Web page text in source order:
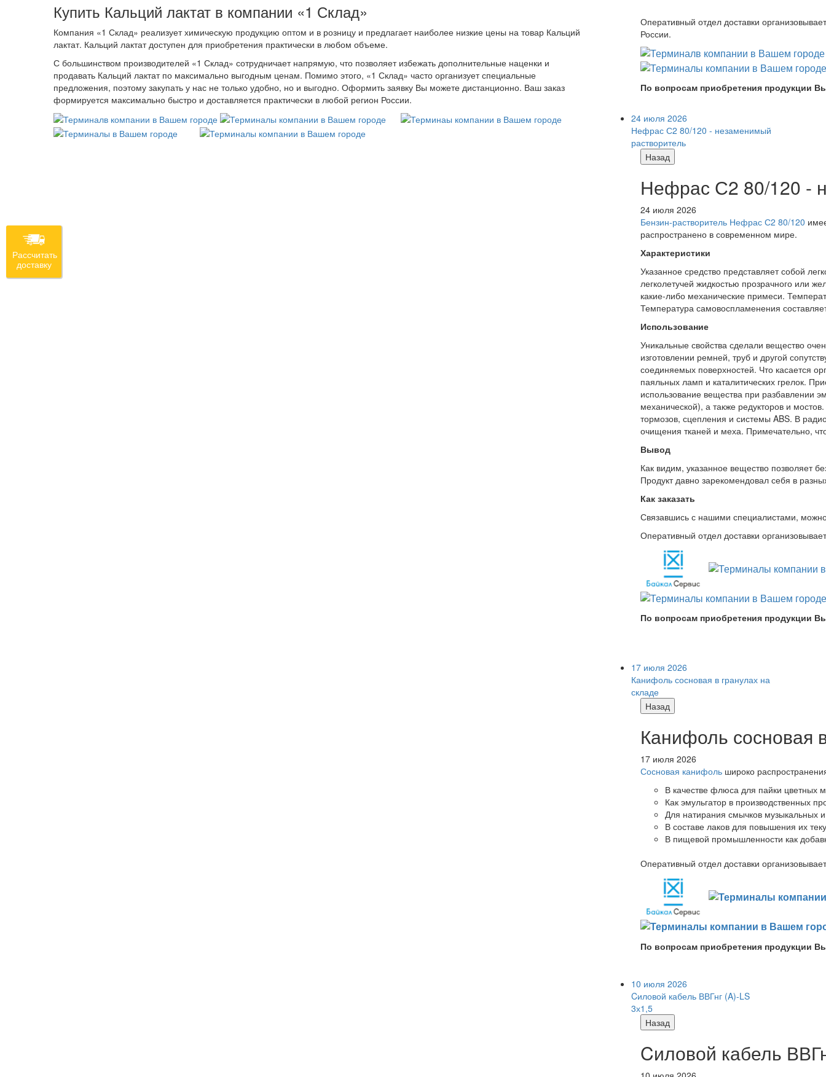
Купить Кальций лактат в компании «1 Склад»
Компания «1 Склад» реализует химическую продукцию оптом и в розницу и предлагает наиболее низкие цены на товар Кальций
лактат. Кальций лактат доступен для приобретения практически в любом объеме.
С большинством производителей «1 Склад» сотрудничает напрямую, что позволяет избежать дополнительные наценки и
продавать Кальций лактат по максимально выгодным ценам. Помимо этого, «1 Склад» часто организует специальные
предложения, поэтому закупать у нас не только удобно, но и выгодно. Оформить заявку Вы можете дистанционно. Ваш заказ
формируется максимально быстро и доставляется практически в любой регион России.
Оперативный отдел доставки
России.
По вопросам приобретения продукции
24 июля 2026
Нефрас С2 80/120 - незаменимый
растворитель
Назад
Нефрас С2 80/120 -
24 июля 2026
Бензин-растворитель Нефрас С2 80/120
распространено в современном мире.
Характеристики
Указанное средство представляет собой
легколетучей жидкостью прозрачного или
какие-либо механические примеси.
Температура самовоспламенения
Использование
Уникальные свойства сделали вещество
изготовлении ремней, труб и другой
соединяемых поверхностей. Что касается
паяльных ламп и каталитических грелок.
использование вещества при разбавлении
механической), а также редукторов и
тормозов, сцепления и системы ABS. В
очищения тканей и меха. Примечательно,
Вывод
Как видим, указанное вещество позволяет
Продукт давно зарекомендовал себя в
Как заказать
Связавшись с нашими специалистами,
Оперативный отдел доставки
По вопросам приобретения продукции
17 июля 2026
Канифоль сосновая в гранулах на
складе
Назад
Канифоль сосновая
17 июля 2026
Сосновая канифоль широко
В качестве флюса для пайки цветных
Как эмульгатор в производственных
Для натирания смычков музыкальных
В составе лаков для повышения их
В пищевой промышленности как
Оперативный отдел доставки
По вопросам приобретения продукции
10 июля 2026
Cиловой кабель ВВГнг (A)-LS
3х1,5
Назад
Cиловой кабель
Рассчитать
доставку